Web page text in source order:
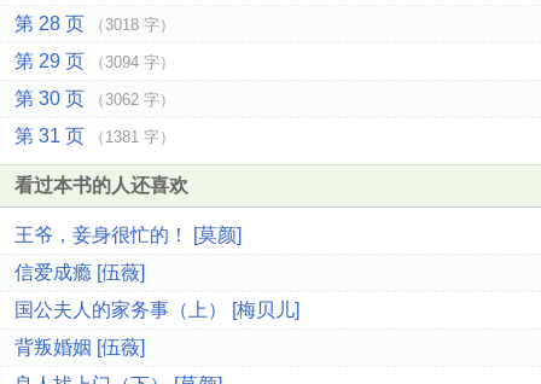
第 28 页 （3018 字）
第 29 页 （3094 字）
第 30 页 （3062 字）
第 31 页 （1381 字）
看过本书的人还喜欢
王爷，妾身很忙的！ [莫颜]
信爱成瘾 [伍薇]
国公夫人的家务事（上） [梅贝儿]
背叛婚姻 [伍薇]